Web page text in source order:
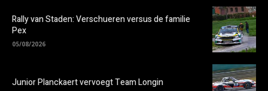
Rally van Staden: Verschueren versus de familie
Pex
05/08/2026
Junior Planckaert vervoegt Team Longin